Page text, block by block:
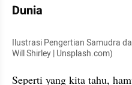
Dunia
Ilustrasi Pengertian Samudra
Will Shirley | Unsplash.com)
Seperti yang kita tahu,